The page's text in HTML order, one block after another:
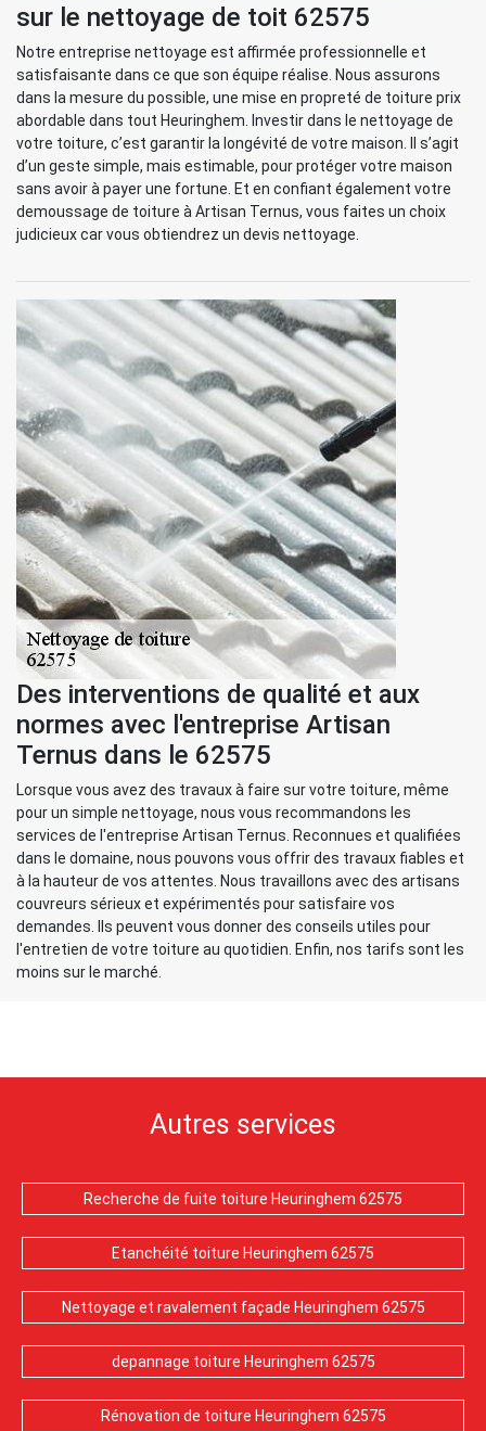
sur le nettoyage de toit 62575
Notre entreprise nettoyage est affirmée professionnelle et
satisfaisante dans ce que son équipe réalise. Nous assurons
dans la mesure du possible, une mise en propreté de toiture prix
abordable dans tout Heuringhem. Investir dans le nettoyage de
votre toiture, c’est garantir la longévité de votre maison. Il s’agit
d’un geste simple, mais estimable, pour protéger votre maison
sans avoir à payer une fortune. Et en confiant également votre
demoussage de toiture à Artisan Ternus, vous faites un choix
judicieux car vous obtiendrez un devis nettoyage.
Des interventions de qualité et aux
normes avec l'entreprise Artisan
Ternus dans le 62575
Lorsque vous avez des travaux à faire sur votre toiture, même
pour un simple nettoyage, nous vous recommandons les
services de l'entreprise Artisan Ternus. Reconnues et qualifiées
dans le domaine, nous pouvons vous offrir des travaux fiables et
à la hauteur de vos attentes. Nous travaillons avec des artisans
couvreurs sérieux et expérimentés pour satisfaire vos
demandes. Ils peuvent vous donner des conseils utiles pour
l'entretien de votre toiture au quotidien. Enfin, nos tarifs sont les
moins sur le marché.
Autres services
Recherche de fuite toiture Heuringhem 62575
Etanchéité toiture Heuringhem 62575
Nettoyage et ravalement façade Heuringhem 62575
depannage toiture Heuringhem 62575
Rénovation de toiture Heuringhem 62575